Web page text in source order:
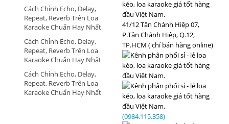
Cách Chỉnh Echo, Delay,
Repeat, Reverb Trên Loa
Karaoke Chuẩn Hay Nhất
Cách Chỉnh Echo, Delay,
Repeat, Reverb Trên Loa
Karaoke Chuẩn Hay Nhất
Cách Chỉnh Echo, Delay,
Repeat, Reverb Trên Loa
Karaoke Chuẩn Hay Nhất
41/12 Tân Chánh Hiệp 07,
P.Tân Chánh Hiệp, Q.12,
TP.HCM ( chỉ bán hàng online)
(0984.115.358)